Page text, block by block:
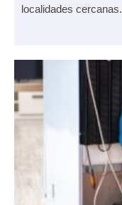
localidades cercanas.